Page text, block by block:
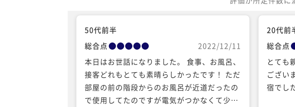
50代前半
総合点
2022/12/11
本日はお世話になりました。 食事、お風呂、
接客どれもとても素晴らしかったです！ ただ
部屋の前の階段からのお風呂が近道だったの
で使用してたのですが電気がつかなくて少し
20代前
総合点
とても
ござい
宿でし